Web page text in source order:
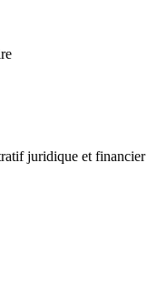
juridique et financier